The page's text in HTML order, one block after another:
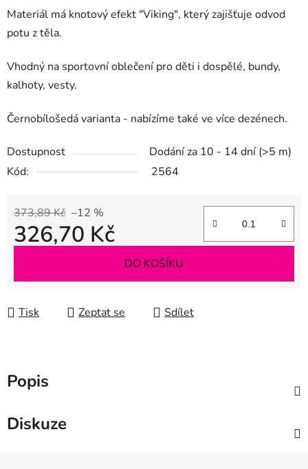
Materiál má knotový efekt "Viking", který zajišťuje odvod
potu z těla.
Vhodný na sportovní oblečení pro děti i dospělé, bundy,
kalhoty, vesty.
Černobílošedá varianta - nabízíme také ve více dezénech.
Dostupnost Dodání za 10 - 14 dní (>5 m)
Kód:
2564
373,89 Kč –12 %
326,70 Kč
DO KOŠÍKU
Tisk Zeptat se Sdílet
Popis
Diskuze